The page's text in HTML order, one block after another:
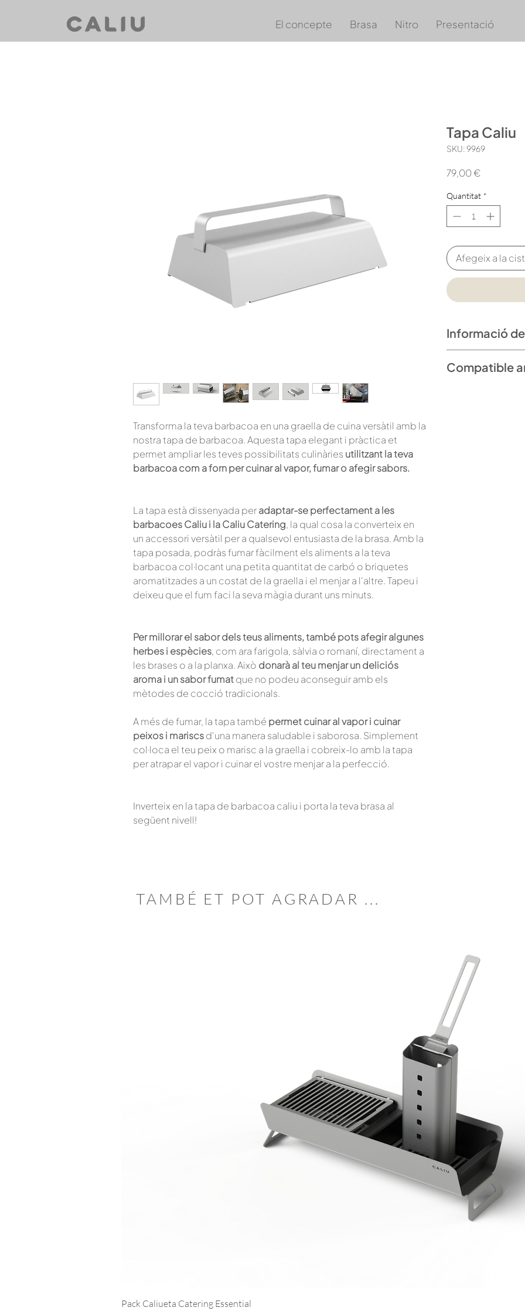
El concepte Brasa Nitro Presentació
Transforma la teva barbacoa en una graella de cuina versàtil amb la
nostra tapa de barbacoa. Aquesta tapa elegant i pràctica et
permet ampliar les teves possibilitats culinàries utilitzant la teva
barbacoa com a forn per cuinar al vapor, fumar o afegir sabors.
La tapa està dissenyada peradaptar-se perfectament a les
barbacoes Caliu i la Caliu Catering, la qual cosa la converteix en
un accessori versàtil per a qualsevol entusiasta de la brasa. Amb la
tapa posada, podràs fumar fàcilment els aliments a la teva
barbacoa col·locant una petita quantitat de carbó o briquetes
aromatitzades a un costat de la graella i el menjar a l'altre. Tapeu i
deixeu que el fum faci la seva màgia durant uns minuts.
Per millorar el sabor dels teus aliments, també pots afegir algunes
herbes i espècies, com ara farigola, sàlvia o romaní, directament a
les brases o a la planxa. Això donarà al teu menjar un deliciós
aroma i un sabor fumatque no podeu aconseguir amb els
mètodes de cocció tradicionals.
A més de fumar, la tapa també permet cuinar al vapor i cuinar
peixos i mariscsd'una manera saludable i saborosa. Simplement
col·loca el teu peix o marisc a la graella i cobreix-lo amb la tapa
per atrapar el vapor i cuinar el vostre menjar a la perfecció.
Inverteix en la tapa de barbacoa caliu i porta la teva brasa al
següent nivell!
Tapa Caliu
SKU: 9969
79,00 €
Quantitat *
Afegeix a la
Informació
Pes: 3kg
Compatible
TAMBÉ ET POT AGRADAR ...
Pack Caliueta Catering Essential